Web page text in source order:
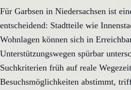
Für Garbsen in Niedersachsen ist
entscheidend: Stadtteile wie
Wohnlagen können sich in
Unterstützungswegen spürbar
Suchkriterien früh auf reale
Besuchsmöglichkeiten abstimmt,